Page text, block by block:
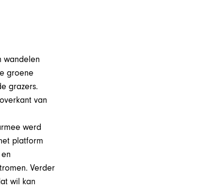
wandelen
groene
grazers.
van
werd
platform
Verder
wil kan